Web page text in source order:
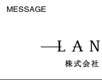
MESSAGE